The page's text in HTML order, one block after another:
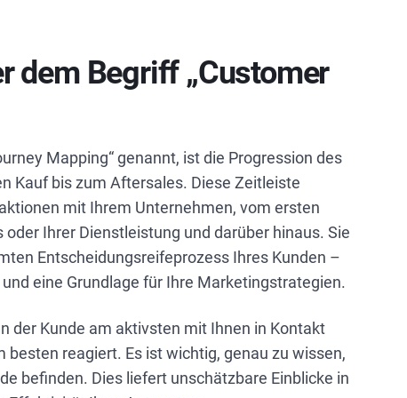
dem Begriff „Customer
Mapping“ genannt, ist die Progression des
Kauf bis zum Aftersales. Diese Zeitleiste
mit Ihrem Unternehmen, vom ersten
Ihrer Dienstleistung und darüber hinaus. Sie
Entscheidungsreifeprozess Ihres Kunden –
eine Grundlage für Ihre Marketingstrategien.
der Kunde am aktivsten mit Ihnen in Kontakt
reagiert. Es ist wichtig, genau zu wissen,
befinden. Dies liefert unschätzbare Einblicke in